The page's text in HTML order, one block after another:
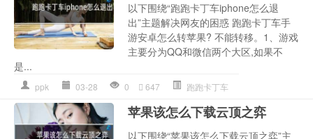
以下围绕“跑跑卡丁车iphone怎么退
出”主题解决网友的困惑 跑跑卡丁车手
游安卓怎么转苹果? 不能转移。1、游戏
主要分为QQ和微信两个大区,如果不
是...
ppk 03-28 0 647 跑跑卡丁车
苹果该怎么下载云顶之弈
以下围绕“苹果该怎么下载云顶之弈”主